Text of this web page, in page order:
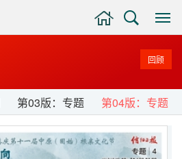
显
示
与
隐
侧
边
栏
搜
索
主
页
回顾
第03版：专题 第04版：专题